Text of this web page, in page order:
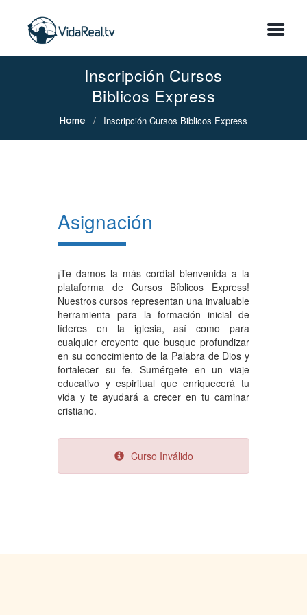
Inscripción Cursos
Biblicos Express
Home Inscripción Cursos Biblicos Express
Asignación
¡Te damos la más cordial bienvenida a la
plataforma de Cursos Bíblicos Express!
Nuestros cursos representan una invaluable
herramienta para la formación inicial de
líderes en la iglesia, así como para
cualquier creyente que busque profundizar
en su conocimiento de la Palabra de Dios y
fortalecer su fe. Sumérgete en un viaje
educativo y espiritual que enriquecerá tu
vida y te ayudará a crecer en tu caminar
cristiano.
Curso Inválido